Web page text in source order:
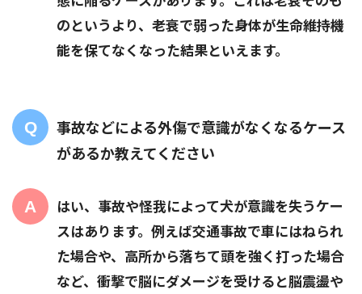
のというより、老衰で弱った身体が生命維持機
能を保てなくなった結果といえます。
事故などによる外傷で意識がなくなるケース
があるか教えてください
はい、事故や怪我によって犬が意識を失うケー
スはあります。例えば交通事故で車にはねられ
た場合や、高所から落ちて頭を強く打った場合
など、衝撃で脳にダメージを受けると脳震盪や